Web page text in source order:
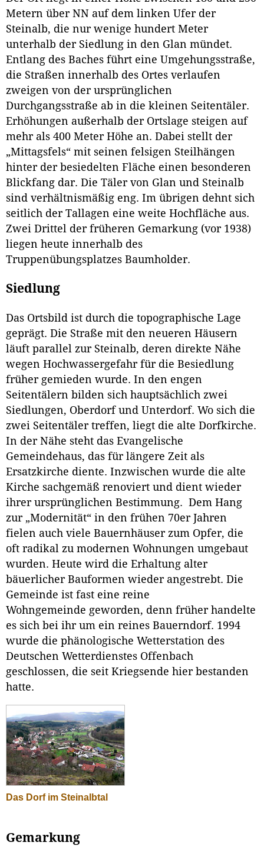
Metern über NN auf dem linken Ufer der
Steinalb, die nur wenige hundert Meter
unterhalb der Siedlung in den Glan mündet.
Entlang des Baches führt eine Umgehungsstraße,
die Straßen innerhalb des Ortes verlaufen
zweigen von der ursprünglichen
Durchgangsstraße ab in die kleinen Seitentäler.
Erhöhungen außerhalb der Ortslage steigen auf
mehr als 400 Meter Höhe an. Dabei stellt der
„Mittagsfels“ mit seinen felsigen Steilhängen
hinter der besiedelten Fläche einen besonderen
Blickfang dar. Die Täler von Glan und Steinalb
sind verhältnismäßig eng. Im übrigen dehnt sich
seitlich der Tallagen eine weite Hochfläche aus.
Zwei Drittel der früheren Gemarkung (vor 1938)
liegen heute innerhalb des
Truppenübungsplatzes Baumholder.
Siedlung
Das Ortsbild ist durch die topographische Lage
geprägt. Die Straße mit den neueren Häusern
läuft parallel zur Steinalb, deren direkte Nähe
wegen Hochwassergefahr für die Besiedlung
früher gemieden wurde. In den engen
Seitentälern bilden sich hauptsächlich zwei
Siedlungen, Oberdorf und Unterdorf. Wo sich die
zwei Seitentäler treffen, liegt die alte Dorfkirche.
In der Nähe steht das Evangelische
Gemeindehaus, das für längere Zeit als
Ersatzkirche diente. Inzwischen wurde die alte
Kirche sachgemäß renoviert und dient wieder
ihrer ursprünglichen Bestimmung. Dem Hang
zur „Modernität“ in den frühen 70er Jahren
fielen auch viele Bauernhäuser zum Opfer, die
oft radikal zu modernen Wohnungen umgebaut
wurden. Heute wird die Erhaltung alter
bäuerlicher Bauformen wieder angestrebt. Die
Gemeinde ist fast eine reine
Wohngemeinde geworden, denn früher handelte
es sich bei ihr um ein reines Bauerndorf. 1994
wurde die phänologische Wetterstation des
Deutschen Wetterdienstes Offenbach
geschlossen, die seit Kriegsende hier bestanden
hatte.
Das Dorf im Steinalbtal
Gemarkung